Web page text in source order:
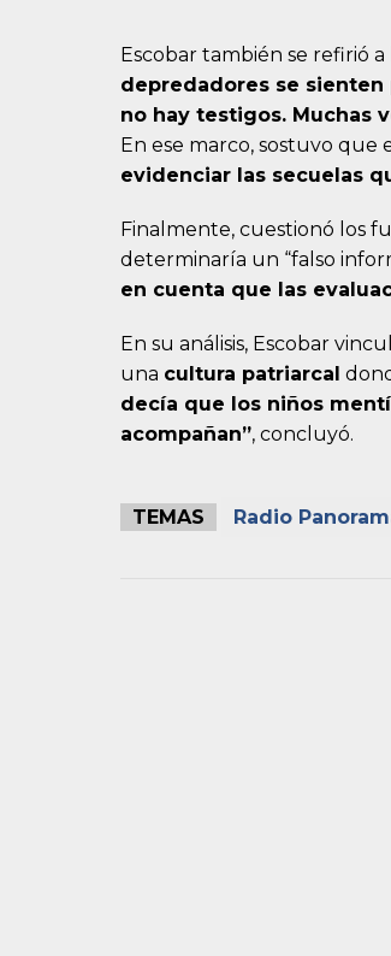
Escobar también se refirió
depredadores se
no hay testigos. Muchas
En ese marco, sostuvo que
evidenciar las secuelas
Finalmente, cuestionó los
determinaría un “falso
en cuenta que las
En su análisis, Escobar
una cultura patriarcal
decía que los niños
acompañan”, concluyó.
TEMAS Radio